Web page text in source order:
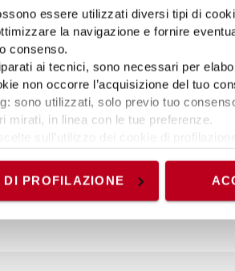
essere utilizzati diversi tipi di
la navigazione e fornire
consenso.
ai tecnici, sono necessari per
non occorre l’acquisizione del tuo
sono utilizzati, solo previo tuo
mirati, in linea con le tue preferenze.
sull’utilizzo dei cookie di
ed analytics, per i quali non occorre il
al link presente nel footer.
PROFILAZIONE
e complessità.
e partner tecnologici per
locandina Maggiori